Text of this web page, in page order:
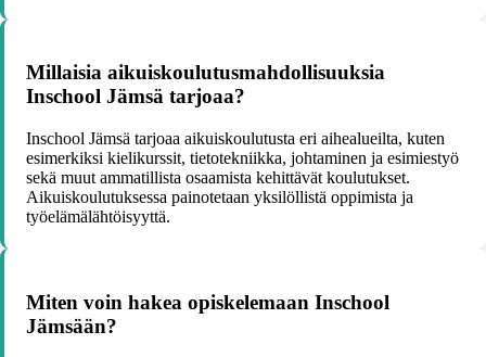
Millaisia aikuiskoulutusmahdollisuuksia
Inschool Jämsä tarjoaa?
Inschool Jämsä tarjoaa aikuiskoulutusta eri aihealueilta, kuten
esimerkiksi kielikurssit, tietotekniikka, johtaminen ja esimiestyö
sekä muut ammatillista osaamista kehittävät koulutukset.
Aikuiskoulutuksessa painotetaan yksilöllistä oppimista ja
työelämälähtöisyyttä.
Miten voin hakea opiskelemaan Inschool
Jämsään?